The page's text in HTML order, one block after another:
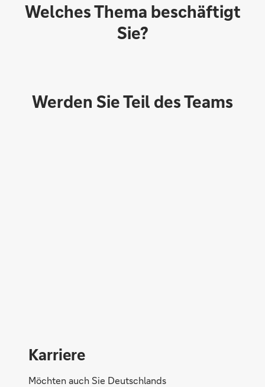
Welches Thema beschäftigt
Sie?
Werden Sie Teil des Teams
Karriere
Möchten auch Sie Deutschlands